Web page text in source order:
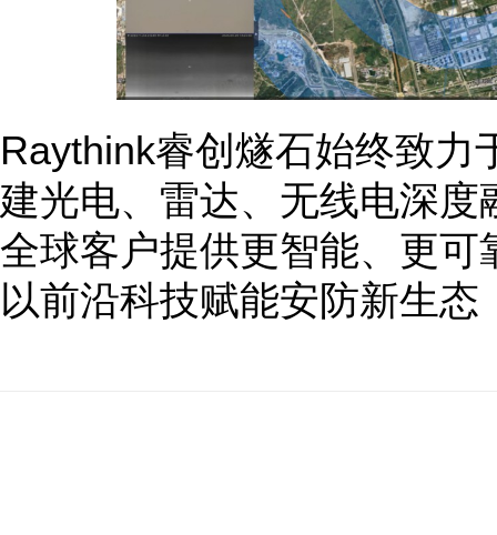
Raythink睿创燧石始终致力
建光电、雷达、无线电深
全球客户提供更智能、更
以前沿科技赋能安防新生态